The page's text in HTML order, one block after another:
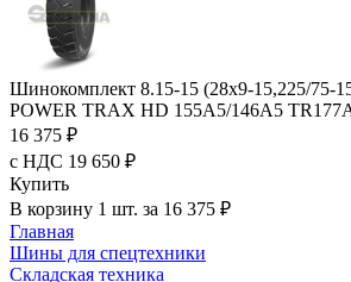
Шинокомплект 8.15-15 (28x9-15,225/75-
POWER TRAX HD 155A5/146A5
16 375 ₽
с НДС 19 650 ₽
Купить
В корзину 1 шт. за 16 375 ₽
Главная
Шины для спецтехники
Складская техника